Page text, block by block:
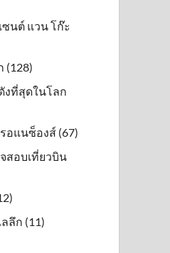
นต์ แวน โก๊ะ
(128)
งที่สุดในโลก
อแนซ็องส์ (67)
สอบเที่ยวบิน
ลึก (11)